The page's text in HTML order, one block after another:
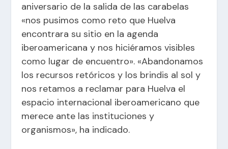
aniversario de la salida de las carabelas
«nos pusimos como reto que Huelva
encontrara su sitio en la agenda
iberoamericana y nos hiciéramos visibles
como lugar de encuentro». «Abandonamos
los recursos retóricos y los brindis al sol y
nos retamos a reclamar para Huelva el
espacio internacional iberoamericano que
merece ante las instituciones y
organismos», ha indicado.